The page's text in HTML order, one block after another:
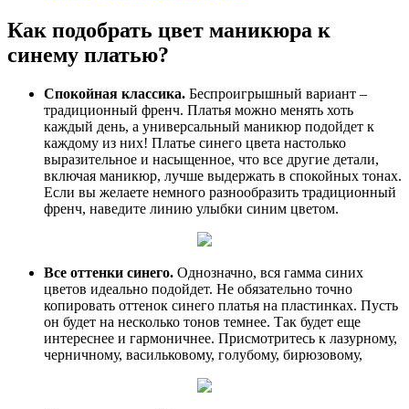
Как подобрать цвет маникюра к
синему платью?
Спокойная классика. Беспроигрышный вариант –
традиционный френч. Платья можно менять хоть
каждый день, а универсальный маникюр подойдет к
каждому из них! Платье синего цвета настолько
выразительное и насыщенное, что все другие детали,
включая маникюр, лучше выдержать в спокойных тонах.
Если вы желаете немного разнообразить традиционный
френч, наведите линию улыбки синим цветом.
Все оттенки синего. Однозначно, вся гамма синих
цветов идеально подойдет. Не обязательно точно
копировать оттенок синего платья на пластинках. Пусть
он будет на несколько тонов темнее. Так будет еще
интереснее и гармоничнее. Присмотритесь к лазурному,
черничному, васильковому, голубому, бирюзовому,